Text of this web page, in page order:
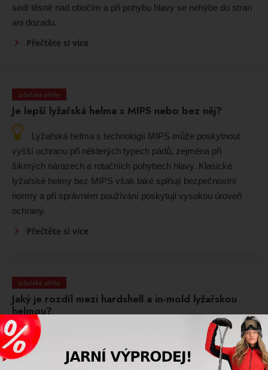
sedí těsně nad obočím a při pohybu hlavy se nehýbe do stran
ani dozadu.
Přečtěte si více
Lyžařské přilby
Je lepší lyžařská helma s MIPS nebo bez něj?
Lyžařská helma s technologií MIPS může poskytnout
vyšší ochranu při některých typech pádů, zejména při
šikmých nárazech a rotačních pohybech hlavy. Klasické
lyžařské helmy bez MIPS však také splňují bezpečnostní
normy a při správném používání poskytují vysokou úroveň
ochrany.
Přečtěte si více
Lyžařské přilby
Jaký je rozdíl mezi hardshell a in-mold lyžařskou
helmou?
Hardshell helmy mají pevnou vnější skořepinu a vynikají
vysokou odolností, zatímco in-mold helmy jsou lehčí a
pohodlnější pro celodenní nošení. Výběr závisí především na